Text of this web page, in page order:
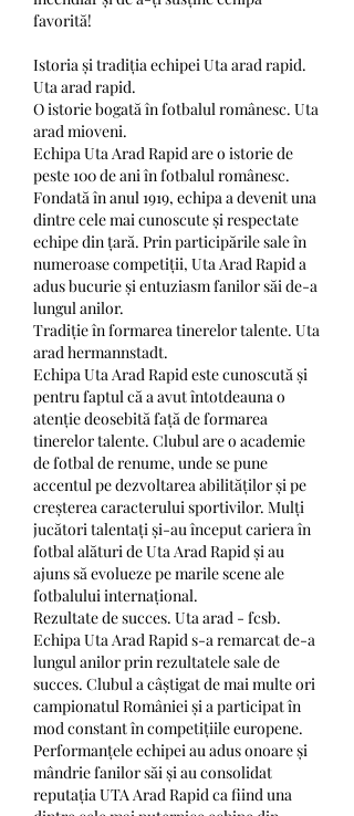
favorită!
Istoria și tradiția echipei Uta arad rapid.
Uta arad rapid.
O istorie bogată în fotbalul românesc. Uta
arad mioveni.
Echipa Uta Arad Rapid are o istorie de
peste 100 de ani în fotbalul românesc.
Fondată în anul 1919, echipa a devenit una
dintre cele mai cunoscute și respectate
echipe din țară. Prin participările sale în
numeroase competiții, Uta Arad Rapid a
adus bucurie și entuziasm fanilor săi de-a
lungul anilor.
Tradiție în formarea tinerelor talente. Uta
arad hermannstadt.
Echipa Uta Arad Rapid este cunoscută și
pentru faptul că a avut întotdeauna o
atenție deosebită față de formarea
tinerelor talente. Clubul are o academie
de fotbal de renume, unde se pune
accentul pe dezvoltarea abilităților și pe
creșterea caracterului sportivilor. Mulți
jucători talentați și-au început cariera în
fotbal alături de Uta Arad Rapid și au
ajuns să evolueze pe marile scene ale
fotbalului internațional.
Rezultate de succes. Uta arad - fcsb.
Echipa Uta Arad Rapid s-a remarcat de-a
lungul anilor prin rezultatele sale de
succes. Clubul a câștigat de mai multe ori
campionatul României și a participat în
mod constant în competițiile europene.
Performanțele echipei au adus onoare și
mândrie fanilor săi și au consolidat
reputația UTA Arad Rapid ca fiind una